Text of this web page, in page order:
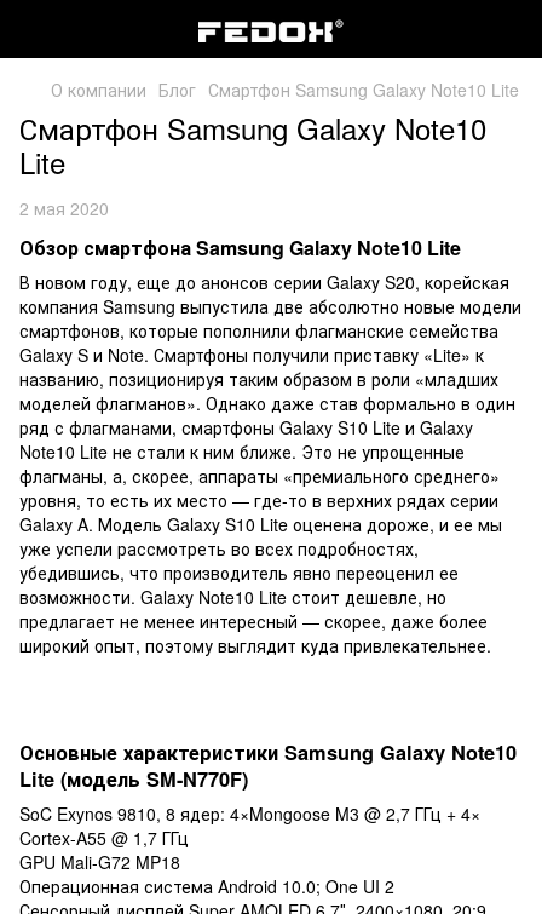
О компании Блог Смартфон Samsung Galaxy Note10 Lite
Смартфон Samsung Galaxy Note10
Lite
2 мая 2020
Обзор смартфона Samsung Galaxy Note10 Lite
В новом году, еще до анонсов серии Galaxy S20, корейская
компания Samsung выпустила две абсолютно новые модели
смартфонов, которые пополнили флагманские семейства
Galaxy S и Note. Смартфоны получили приставку «Lite» к
названию, позиционируя таким образом в роли «младших
моделей флагманов». Однако даже став формально в один
ряд с флагманами, смартфоны Galaxy S10 Lite и Galaxy
Note10 Lite не стали к ним ближе. Это не упрощенные
флагманы, а, скорее, аппараты «премиального среднего»
уровня, то есть их место — где-то в верхних рядах серии
Galaxy A. Модель Galaxy S10 Lite оценена дороже, и ее мы
уже успели рассмотреть во всех подробностях,
убедившись, что производитель явно переоценил ее
возможности. Galaxy Note10 Lite стоит дешевле, но
предлагает не менее интересный — скорее, даже более
широкий опыт, поэтому выглядит куда привлекательнее.
Основные характеристики Samsung Galaxy Note10
Lite (модель SM-N770F)
SoC Exynos 9810, 8 ядер: 4×Mongoose M3 @ 2,7 ГГц + 4×
Cortex-A55 @ 1,7 ГГц
GPU Mali-G72 MP18
Операционная система Android 10.0; One UI 2